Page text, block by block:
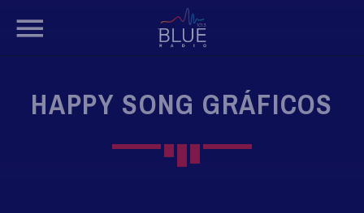
HAPPY SONG GRÁFICOS